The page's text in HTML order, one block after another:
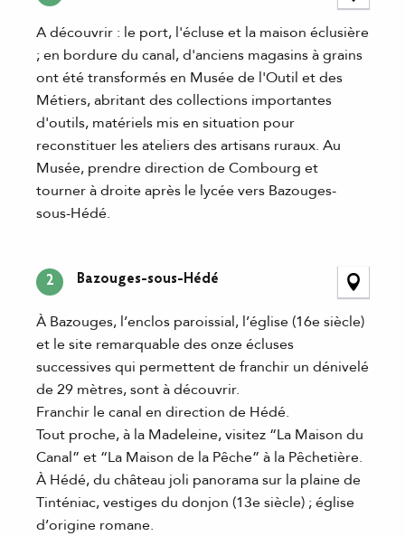
A découvrir : le port, l'écluse et la maison éclusière
; en bordure du canal, d'anciens magasins à grains
ont été transformés en Musée de l'Outil et des
Métiers, abritant des collections importantes
d'outils, matériels mis en situation pour
reconstituer les ateliers des artisans ruraux. Au
Musée, prendre direction de Combourg et
tourner à droite après le lycée vers Bazouges-
sous-Hédé.
2 Bazouges-sous-Hédé
À Bazouges, l’enclos paroissial, l’église (16e siècle)
et le site remarquable des onze écluses
successives qui permettent de franchir un dénivelé
de 29 mètres, sont à découvrir.
Franchir le canal en direction de Hédé.
Tout proche, à la Madeleine, visitez “La Maison du
Canal” et “La Maison de la Pêche” à la Pêchetière.
À Hédé, du château joli panorama sur la plaine de
Tinténiac, vestiges du donjon (13e siècle) ; église
d’origine romane.